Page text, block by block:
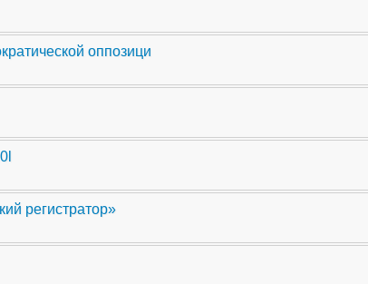
оппозици
регистратор»